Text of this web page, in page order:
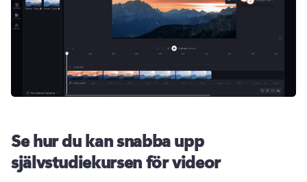
Se hur du kan snabba upp
självstudiekursen för videor